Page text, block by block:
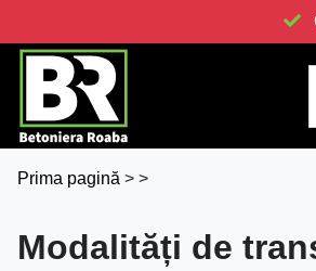
Prima pagină > >
Modalități de